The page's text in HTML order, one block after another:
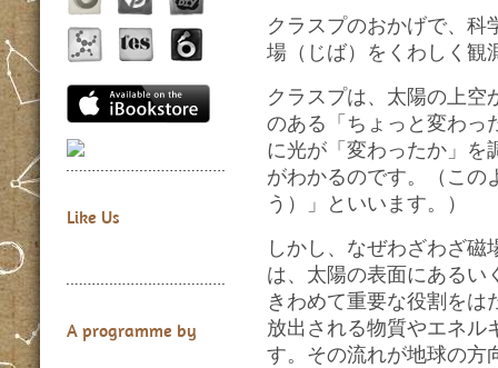
Like Us
A programme by
クラスプのおかげで、科
場（じば）をくわしく観
クラスプは、太陽の上空
のある「ちょっと変わっ
に光が「変わったか」を
がわかるのです。（この
う）」といいます。）
しかし、なぜわざわざ
は、太陽の表面にあるい
きわめて重要な役割をは
放出される物質やエネル
す。その流れが地球の方